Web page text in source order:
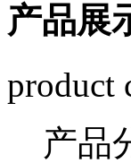
产品展
product
产品